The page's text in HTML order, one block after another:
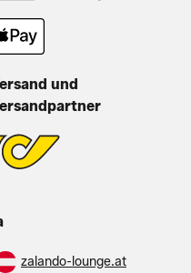
und
zalando-lounge.at